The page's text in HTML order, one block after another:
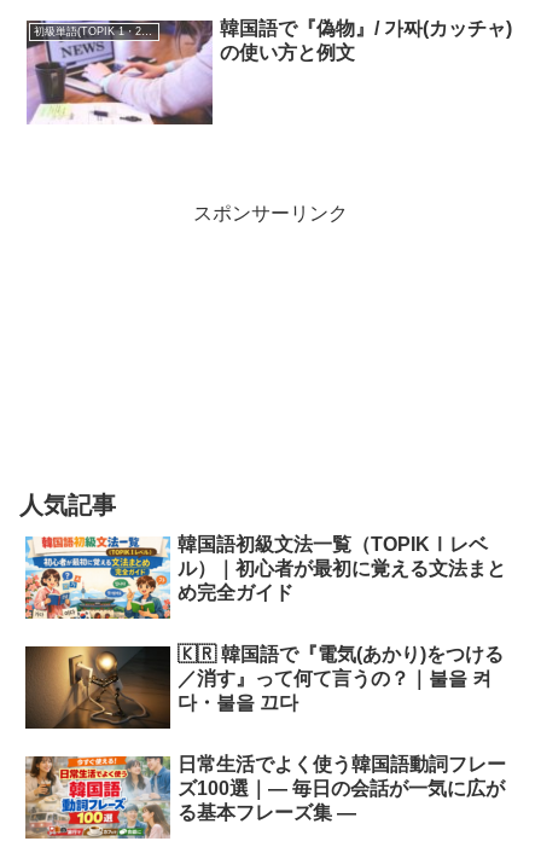
韓国語で『偽物』/ 가짜(カッチャ)
の使い方と例文
スポンサーリンク
人気記事
韓国語初級文法一覧（TOPIKⅠレベ
ル）｜初心者が最初に覚える文法まと
め完全ガイド
🇰🇷 韓国語で『電気(あかり)をつける
／消す』って何て言うの？｜불을 켜
다・불을 끄다
日常生活でよく使う韓国語動詞フレー
ズ100選｜― 毎日の会話が一気に広が
る基本フレーズ集 ―